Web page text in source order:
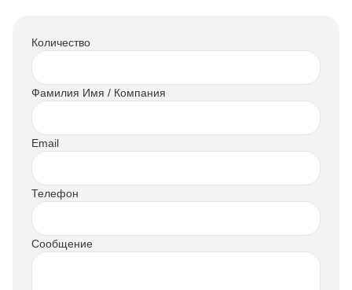
Количество
Фамилия Имя / Компания
Email
Телефон
Сообщение